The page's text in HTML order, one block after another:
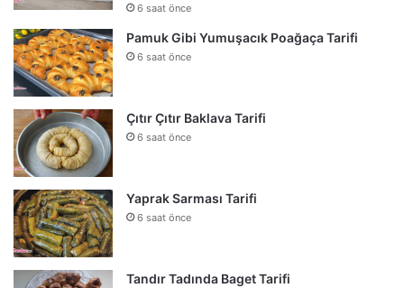
6 saat önce
Pamuk Gibi Yumuşacık Poağaça Tarifi
6 saat önce
Çıtır Çıtır Baklava Tarifi
6 saat önce
Yaprak Sarması Tarifi
6 saat önce
Tandır Tadında Baget Tarifi